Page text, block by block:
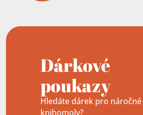
Dárkové
poukazy
Hledáte dárek pro náročné
knihomoly?